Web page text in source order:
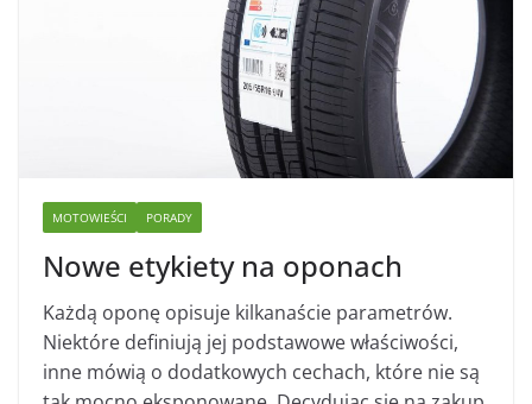
MOTOWIEŚCI PORADY
Nowe etykiety na oponach
Każdą oponę opisuje kilkanaście parametrów.
Niektóre definiują jej podstawowe właściwości,
inne mówią o dodatkowych cechach, które nie są